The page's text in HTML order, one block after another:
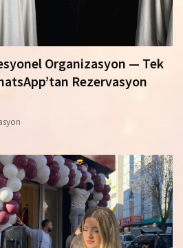
Organizasyon — Tek
Rezervasyon